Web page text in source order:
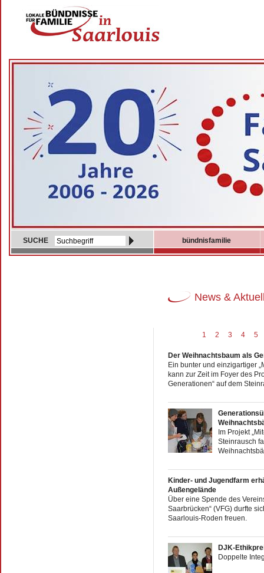
SUCHE bündnisfamilie
News &
1 2 3 4 5
Der Weihnachtsbaum als
Ein bunter und einzigartiger
kann zur Zeit im Foyer des
Generationen“ auf dem
Im Projekt
Steinrausch
Kinder- und Jugendfarm
Außengelände
Über eine Spende des
Saarbrücken“ (VFG) durfte
Saarlouis-Roden freuen.
DJK-
Doppelte